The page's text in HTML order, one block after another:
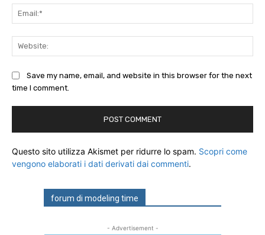
Save my name, email, and website in this browser for the next
time I comment.
Questo sito utilizza Akismet per ridurre lo spam. Scopri come
vengono elaborati i dati derivati dai commenti.
forum di modeling time
- Advertisement -